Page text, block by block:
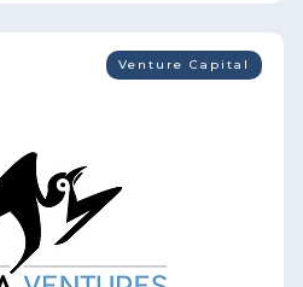
Venture Capital